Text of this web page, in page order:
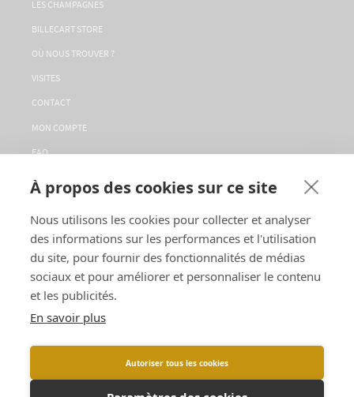
À propos des cookies sur ce site
Nous utilisons les cookies pour collecter et analyser
des informations sur les performances et l'utilisation
du site, pour fournir des fonctionnalités de médias
sociaux et pour améliorer et personnaliser le contenu
et les publicités.
En savoir plus
Autoriser tous les cookies
LES CHAMPAGNES
BILLECART STORE
OÙ NOUS TROUVER ?
VISITES
CONTACT
MON COMPTE
FAQ
SERVICE CLIENT
CGV
LANGUES :